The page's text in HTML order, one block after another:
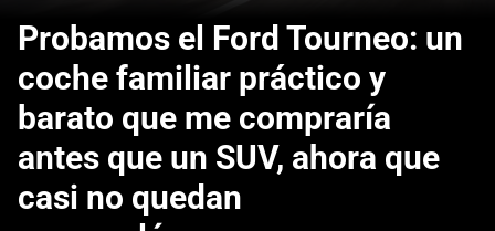
Probamos el Ford Tourneo: un
coche familiar práctico y
barato que me compraría
antes que un SUV, ahora que
casi no quedan